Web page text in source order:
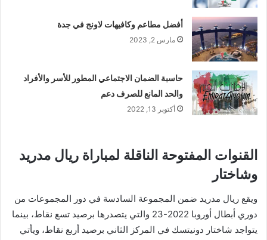
أفضل مطاعم وكافيهات لاونج في جدة
مارس 2, 2023
حاسبة الضمان الاجتماعي المطور للأسر والأفراد
والحد المانع للصرف دعم
أكتوبر 13, 2022
القنوات المفتوحة الناقلة لمباراة ريال مدريد
وشاختار
ويقع ريال مدريد ضمن المجموعة السادسة في دور المجموعات من
دوري أبطال أوروبا 2022-23 والتي يتصدرها برصيد تسع نقاط، بينما
يتواجد شاختار دونيتسك في المركز الثاني برصيد أربع نقاط، ويأتي